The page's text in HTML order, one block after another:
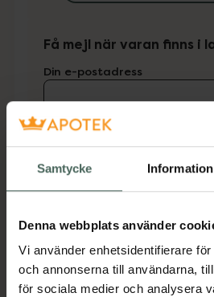
Samtycke Information
Denna webbplats använder
Vi använder enhetsidentifierare
och annonserna till användarna,
för sociala medier och analysera
Få mejl när varan finns i
Din e-postadress
Jag accepterar
Aktuella erbjudanden
Beskrivning